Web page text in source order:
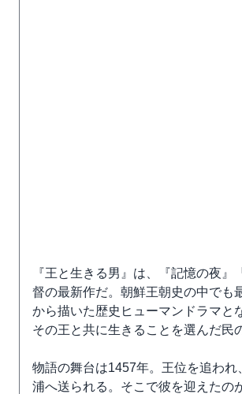
『王と生きる男』は、『記憶の夜
督の最新作だ。朝鮮王朝史の中でも
から描いた歴史ヒューマンドラマと
その王と共に生きることを選んだ民
物語の舞台は1457年。王位を追われ
浦へ送られる。そこで彼を迎えたの